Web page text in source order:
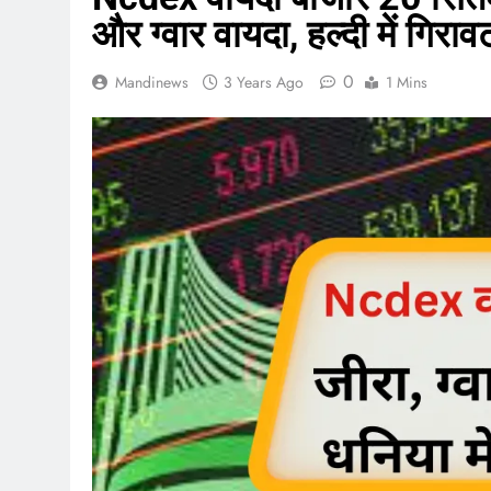
और ग्वार वायदा, हल्दी में
Mandinews 3 Years Ago 0 1 Mins